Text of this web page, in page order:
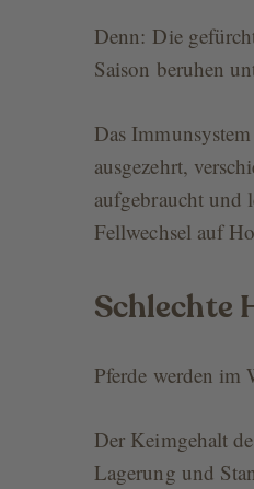
Denn: Die
Saison beruhen
Das
ausgezehrt,
aufgebraucht und
Fellwechsel auf
Schlechte
Pferde werden im
Der Keimgehalt
Lagerung und